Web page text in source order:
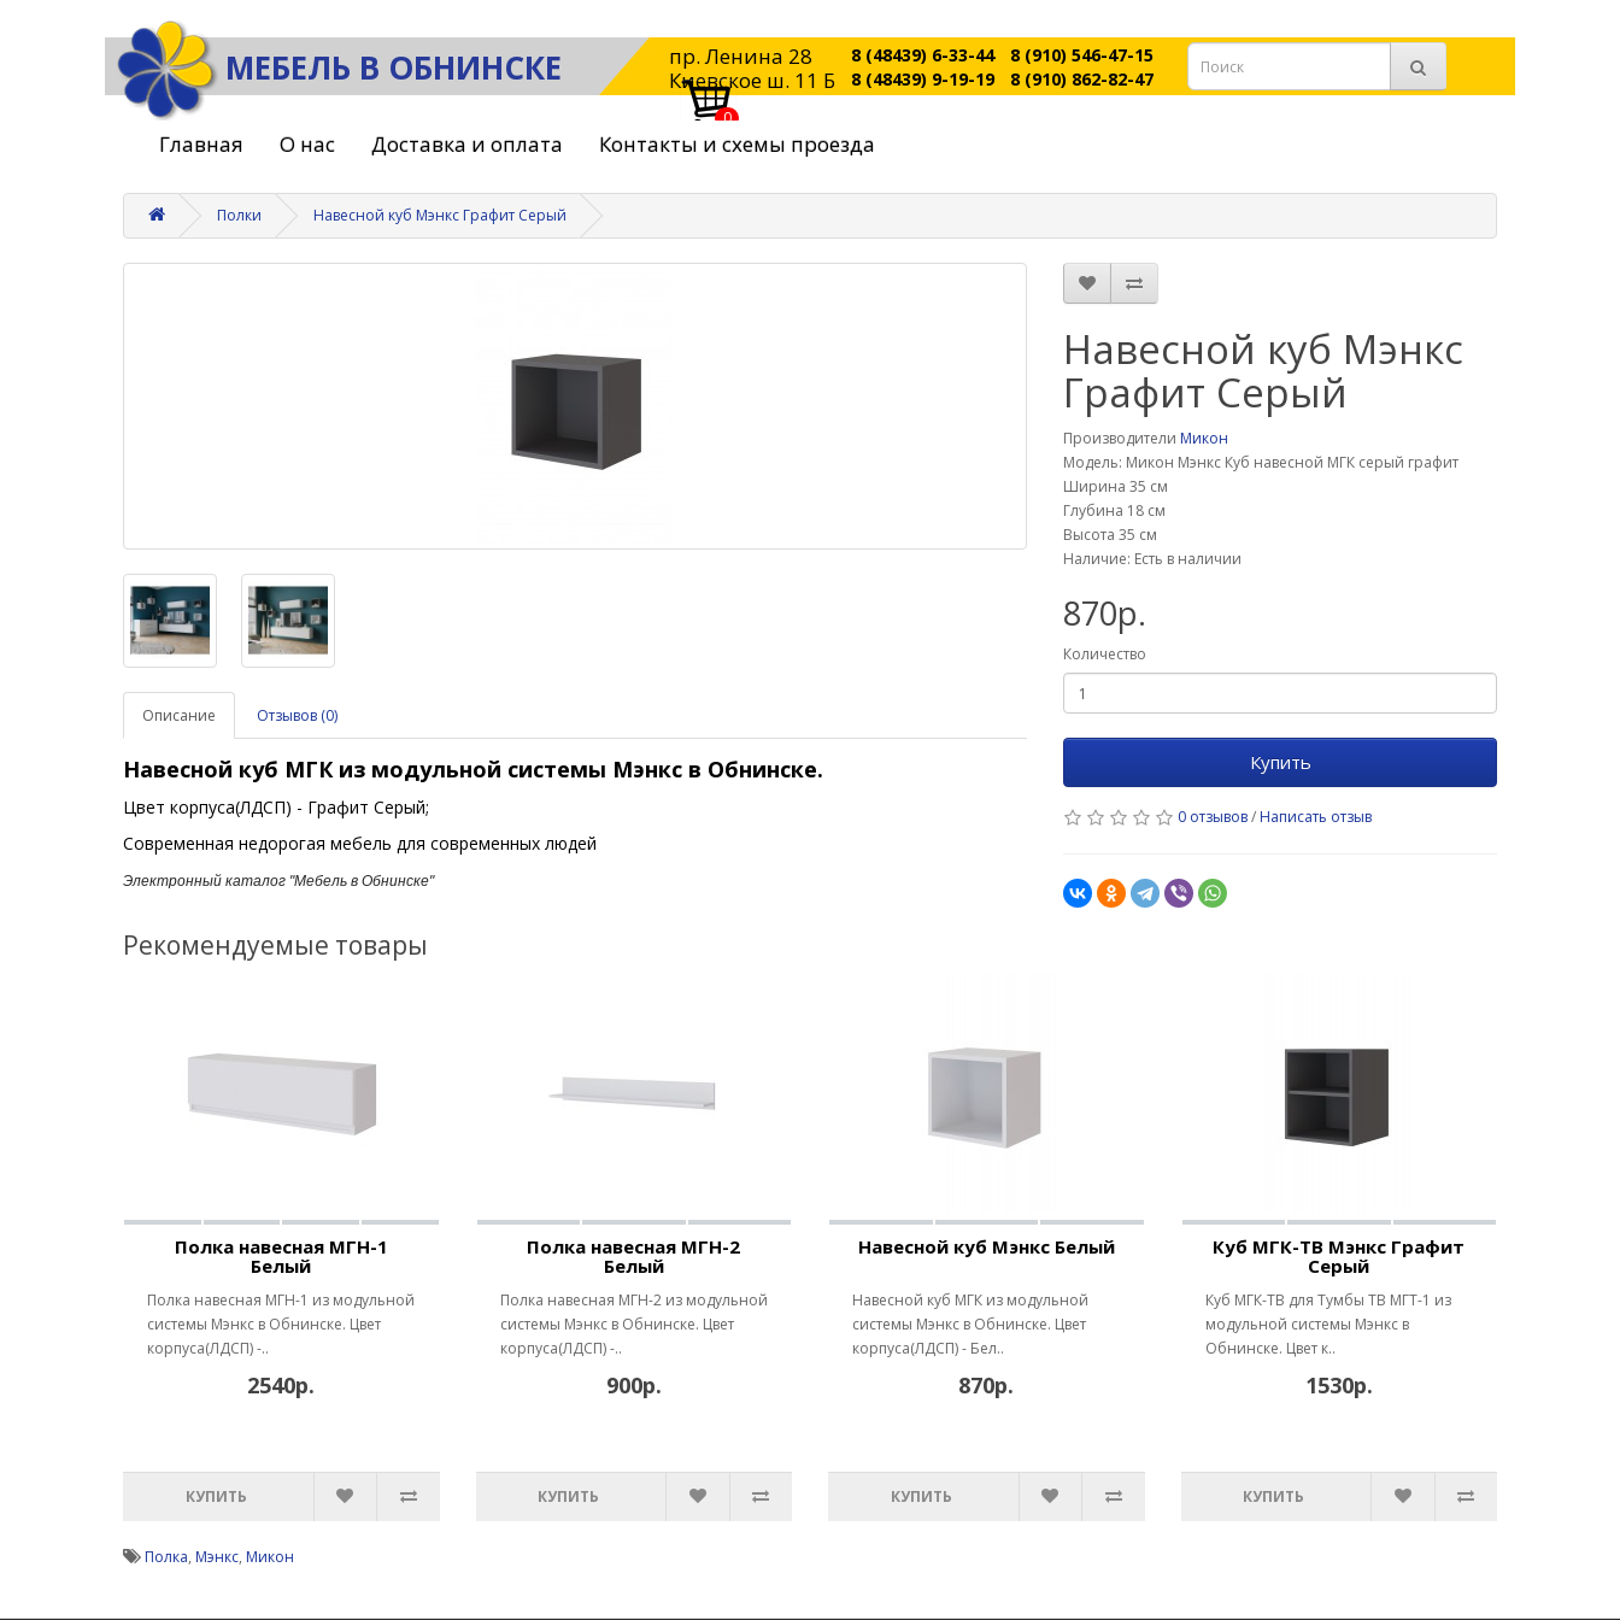
МЕБЕЛЬ В ОБНИНСКЕ
пр. Ленина 28
Киевское ш. 11 Б
8 (48439) 6-33-44
8 (48439) 9-19-19
8 (910) 546-47-15
8 (910) 862-82-47
0
Главная О нас Доставка и оплата Контакты и схемы проезда
Полки Навесной куб Мэнкс Графит Серый
Описание Отзывов (0)
Навесной куб МГК из модульной системы Мэнкс в Обнинске.
Цвет корпуса(ЛДСП) - Графит Серый;
Современная недорогая мебель для современных людей
Электронный каталог "Мебель в Обнинске"
Навесной куб Мэнкс
Графит Серый
Производители Микон
Модель: Микон Мэнкс Куб навесной МГК серый графит
Ширина 35 см
Глубина 18 см
Высота 35 см
Наличие: Есть в наличии
870р.
Количество
Купить
0 отзывов/ Написать отзыв
Рекомендуемые товары
Полка навесная МГН-1
Белый
Полка навесная МГН-1 из модульной
системы Мэнкс в Обнинске. Цвет
корпуса(ЛДСП) -..
2540р.
КУПИТЬ
Полка навесная МГН-2
Белый
Полка навесная МГН-2 из модульной
системы Мэнкс в Обнинске. Цвет
корпуса(ЛДСП) -..
900р.
КУПИТЬ
Навесной куб Мэнкс Белый
Навесной куб МГК из модульной
системы Мэнкс в Обнинске. Цвет
корпуса(ЛДСП) - Бел..
870р.
КУПИТЬ
Куб МГК-ТВ Мэнкс Графит
Серый
Куб МГК-ТВ для Тумбы ТВ МГТ-1 из
модульной системы Мэнкс в
Обнинске. Цвет к..
1530р.
КУПИТЬ
Полка, Мэнкс, Микон